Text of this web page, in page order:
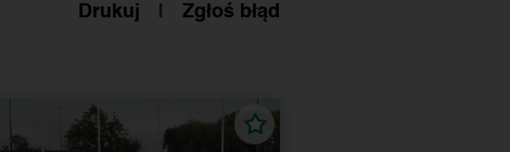
Drukuj Zgłoś błąd